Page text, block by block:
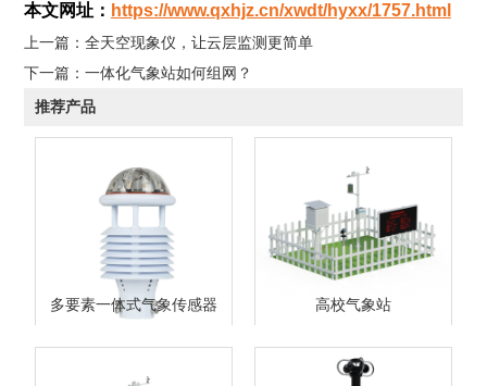
本文网址： https://www.qxhjz.cn/xwdt/hyxx/1757.html
上一篇： 全天空现象仪，让云层监测更简单
下一篇： 一体化气象站如何组网？
推荐产品
多要素一体式气象传感器 高校气象站